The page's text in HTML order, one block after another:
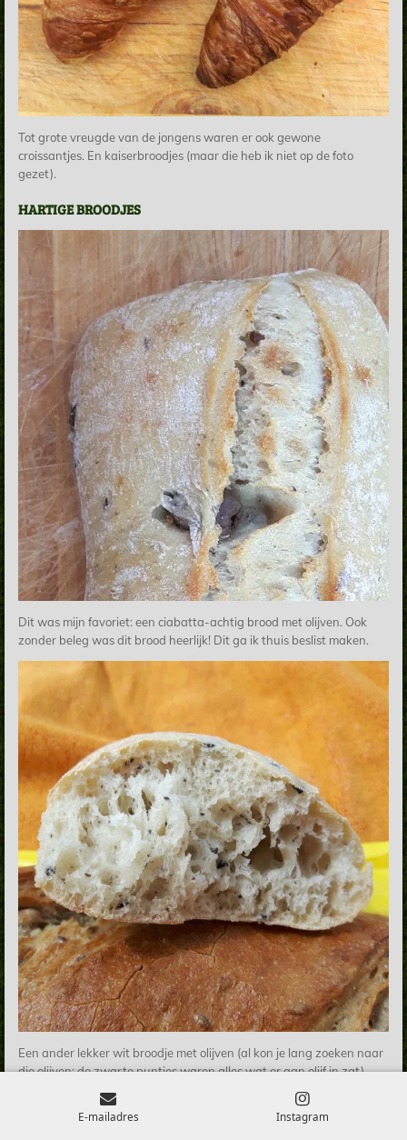
Tot grote vreugde van de jongens waren er ook gewone
croissantjes. En kaiserbroodjes (maar die heb ik niet op de foto
gezet).
HARTIGE BROODJES
Dit was mijn favoriet: een ciabatta-achtig brood met olijven. Ook
zonder beleg was dit brood heerlijk! Dit ga ik thuis beslist maken.
Een ander lekker wit broodje met olijven (al kon je lang zoeken naar
die olijven: de zwarte puntjes waren alles wat er aan olijf in zat).
E-mailadres Instagram